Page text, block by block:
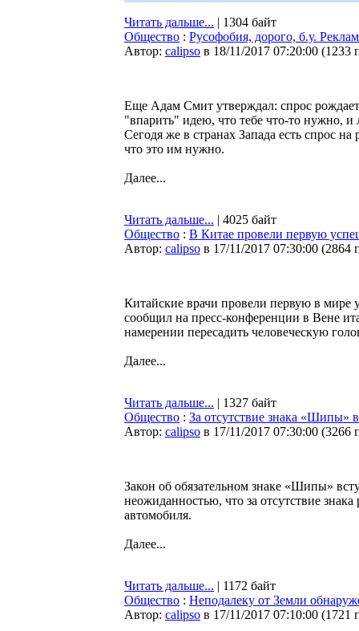
Читать дальше... | 1304 байт
Общество : Русофобия, дорого, б.у.
Автор: calipso в 18/11/2017 07:20:00 (1233
Еще Адам Смит утверждал: спрос
"впарить" идею, что тебе что-то нужно, и
Сегодя же в странах Запада есть спрос
что это им нужно.
Далее...
Читать дальше... | 4025 байт
Общество : В Китае провели первую
Автор: calipso в 17/11/2017 07:30:00 (2864
Китайские врачи провели первую в мире
сообщил на пресс-конференции в Вене
намерении пересадить человеческую
Далее...
Читать дальше... | 1327 байт
Общество : За отсутствие знака «Шипы»
Автор: calipso в 17/11/2017 07:30:00 (3266
Закон об обязательном знаке «Шипы»
неожиданностью, что за отсутствие
автомобиля.
Далее...
Читать дальше... | 1172 байт
Общество : Неподалеку от Земли
Автор: calipso в 17/11/2017 07:10:00 (1721